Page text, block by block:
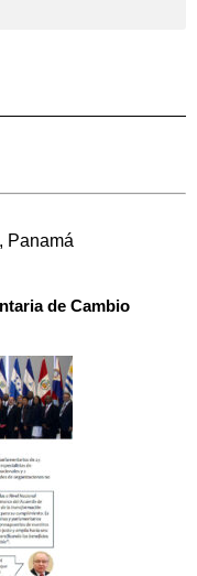
Panamá
de Cambio